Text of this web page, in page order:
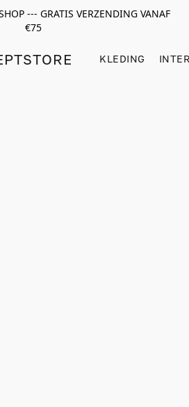
--- GRATIS VERZENDING VANAF
€75
KLEDING